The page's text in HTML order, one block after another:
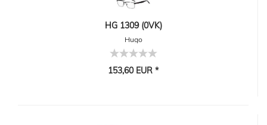
HG 1309 (0VK)
Hugo
153,60 EUR *